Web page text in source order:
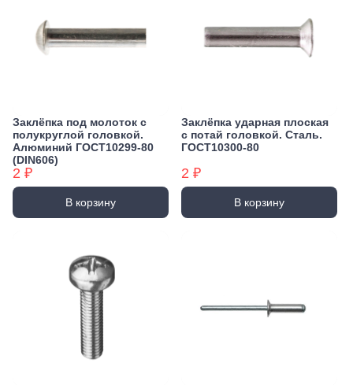
Заклёпка под молоток с
полукруглой головкой.
Алюминий ГОСТ10299-80
(DIN606)
2 ₽
В корзину
Заклёпка ударная плоская
с потай головкой. Сталь.
ГОСТ10300-80
2 ₽
В корзину